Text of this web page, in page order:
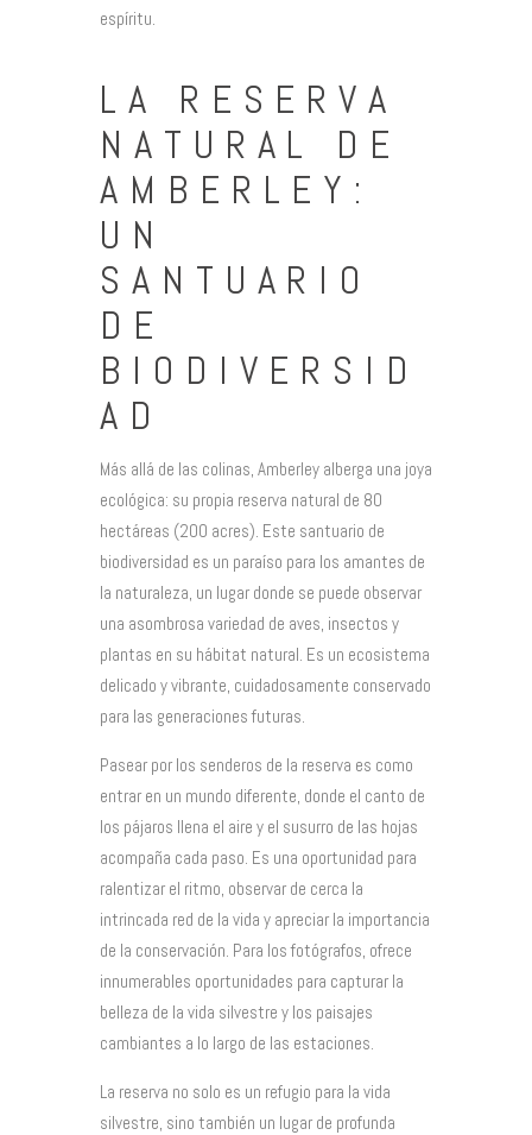
espíritu.
LA RESERVA
NATURAL DE
AMBERLEY:
UN
SANTUARIO
DE
BIODIVERSID
AD
Más allá de las colinas, Amberley alberga una joya
ecológica: su propia reserva natural de 80
hectáreas (200 acres). Este santuario de
biodiversidad es un paraíso para los amantes de
la naturaleza, un lugar donde se puede observar
una asombrosa variedad de aves, insectos y
plantas en su hábitat natural. Es un ecosistema
delicado y vibrante, cuidadosamente conservado
para las generaciones futuras.
Pasear por los senderos de la reserva es como
entrar en un mundo diferente, donde el canto de
los pájaros llena el aire y el susurro de las hojas
acompaña cada paso. Es una oportunidad para
ralentizar el ritmo, observar de cerca la
intrincada red de la vida y apreciar la importancia
de la conservación. Para los fotógrafos, ofrece
innumerables oportunidades para capturar la
belleza de la vida silvestre y los paisajes
cambiantes a lo largo de las estaciones.
La reserva no solo es un refugio para la vida
silvestre, sino también un lugar de profunda